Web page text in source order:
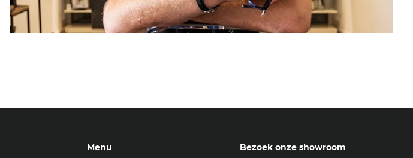
Menu
Bezoek onze showroom